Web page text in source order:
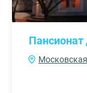
Пансионат